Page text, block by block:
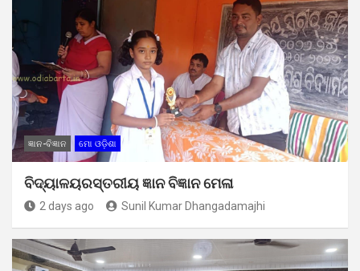
ଜ୍ଞାନ-ବିଜ୍ଞାନ ମୋ ଓଡ଼ିଶା
ବିଦ୍ୟାଳୟରସ୍ତରୀୟ ଜ୍ଞାନ ବିଜ୍ଞାନ ମେଳା
2 days ago Sunil Kumar Dhangadamajhi